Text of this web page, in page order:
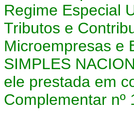
Regime Especial
Tributos e
Microempresas e
SIMPLES
ele prestada em
Complementar